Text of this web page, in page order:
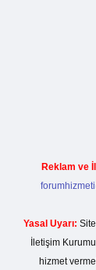
Reklam ve
Yasal Uyarı:
İletişim
hizmet